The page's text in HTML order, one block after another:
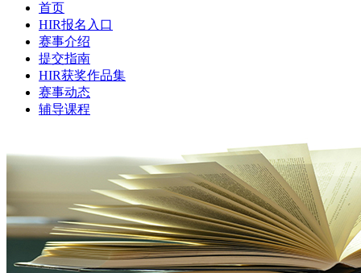
首页
HIR报名入口
赛事介绍
提交指南
HIR获奖作品集
赛事动态
辅导课程